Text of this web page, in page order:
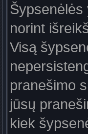
Šypsenėlės
norint
Visą
pranešimo
jūsų
kiek